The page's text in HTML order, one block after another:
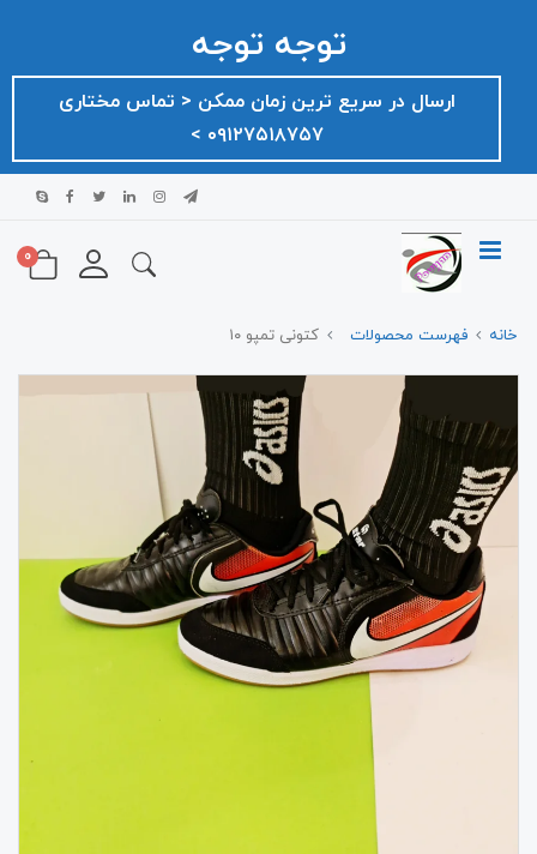
توجه توجه
ارسال در سریع ترین زمان ممکن ‌< تماس مختاری
۰۹۱۲۷۵۱۸۷۵۷ >
0
خانه فهرست محصولات کتونی تمپو ۱۰